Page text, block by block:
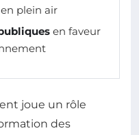
plein air
en faveur
joue un rôle
des